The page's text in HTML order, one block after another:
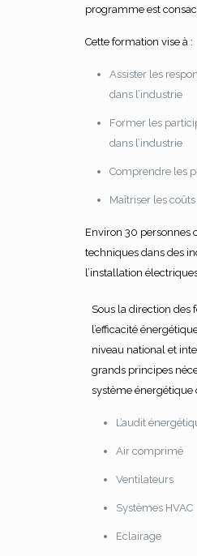
programme est
Cette formation vise à :
Assister les
dans l’industrie
Former les
dans l’industrie
Comprendre les
Maîtriser les
Environ 30 personnes
techniques dans des
l’installation
Sous la direction des
l’efficacité
niveau national et
grands principes
système énergétique
L’audit
Air comprimé
Ventilateurs
Systèmes HVAC
Eclairage
A Propos
BP 539 Settat
Tél :+212 522 640
Fax : +212 522 402
CLUSTER EMC © 2019